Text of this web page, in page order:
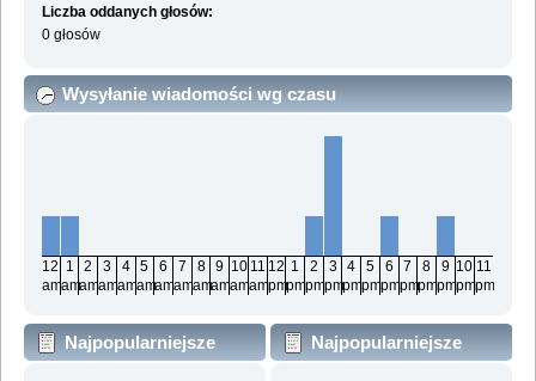
Liczba oddanych głosów:
0 głosów
Wysyłanie wiadomości wg czasu
12
am
1
am
2
am
3
am
4
am
5
am
6
am
7
am
8
am
9
am
10
am
11
am
12
pm
1
pm
2
pm
3
pm
4
pm
5
pm
6
pm
7
pm
8
pm
9
pm
10
pm
11
pm
Najpopularniejsze
Najpopularniejsze